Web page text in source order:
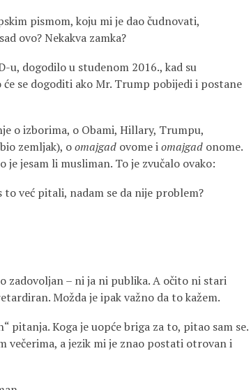
pismom, koju mi je dao čudnovati,
ovo? Nekakva zamka?
u, dogodilo u studenom 2016., kad su
se dogoditi ako Mr. Trump pobijedi i postane
o izborima, o Obami, Hillary, Trumpu,
zemljak), oomajgad ovome iomajgad onome.
jesam li musliman. To je zvučalo ovako:
već pitali, nadam se da nije problem?
zadovoljan – ni ja ni publika. A očito ni stari
Možda je ipak važno da to kažem.
pitanja. Koga je uopće briga za to, pitao sam se.
večerima, a jezik mi je znao postati otrovan i